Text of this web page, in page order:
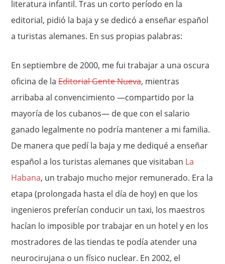
literatura infantil. Tras un corto período en la
editorial, pidió la baja y se dedicó a enseñar español
a turistas alemanes. En sus propias palabras:
En septiembre de 2000, me fui trabajar a una oscura
oficina de laEditorial Gente Nueva, mientras
arribaba al convencimiento —compartido por la
mayoría de los cubanos— de que con el salario
ganado legalmente no podría mantener a mi familia.
De manera que pedí la baja y me dediqué a enseñar
español a los turistas alemanes que visitaban La
Habana, un trabajo mucho mejor remunerado. Era la
etapa (prolongada hasta el día de hoy) en que los
ingenieros preferían conducir un taxi, los maestros
hacían lo imposible por trabajar en un hotel y en los
mostradores de las tiendas te podía atender una
neurocirujana o un físico nuclear. En 2002, el